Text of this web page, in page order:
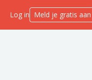
Log in Meld je gratis aan